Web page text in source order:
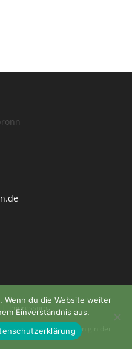
Impressum
St. Maria Königin der
Wenn du die Website weiter
Einverständnis aus.